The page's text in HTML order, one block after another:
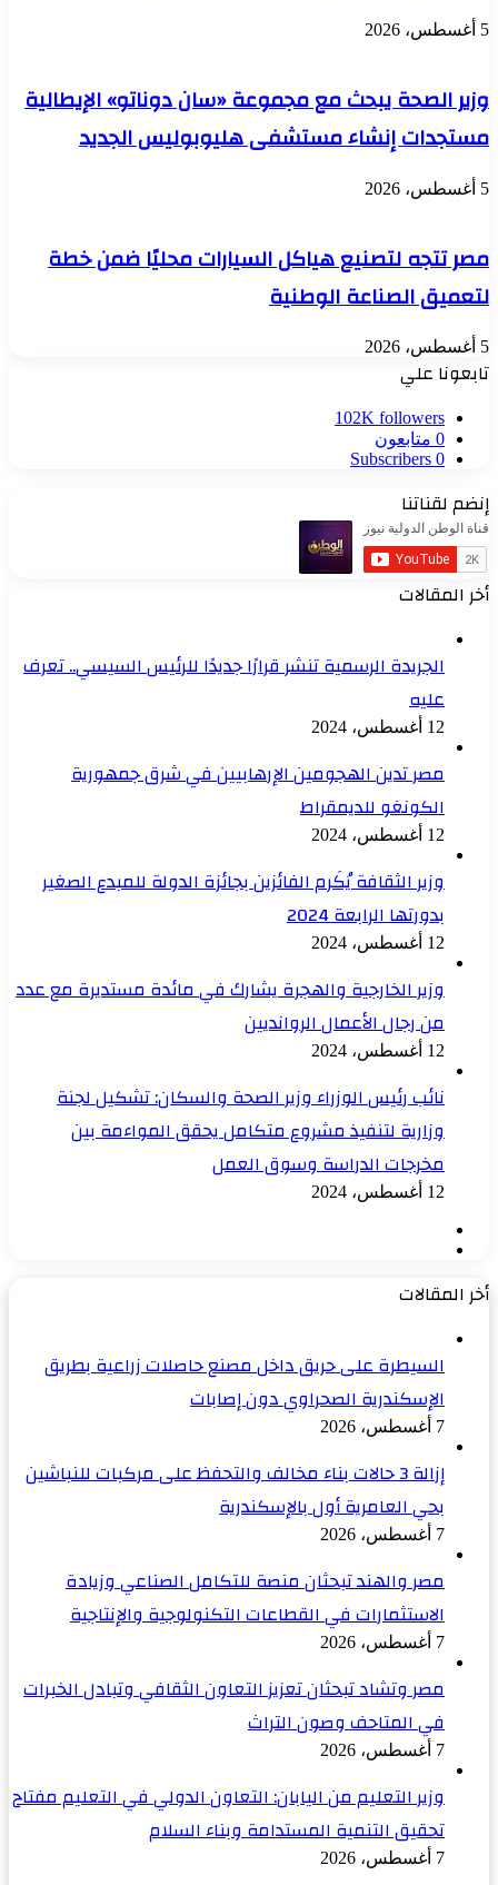
5 أغسطس، 2026
وزير الصحة يبحث مع مجموعة «سان دوناتو» الإيطالية
مستجدات إنشاء مستشفى هليوبوليس الجديد
5 أغسطس، 2026
مصر تتجه لتصنيع هياكل السيارات محليًا ضمن خطة
لتعميق الصناعة الوطنية
5 أغسطس، 2026
تابعونا علي
102K followers
0 متابعون
0
Subscribers
إنضم لقناتنا
أخر المقالات
الجريدة الرسمية تنشر قرارًا جديدًا للرئيس السيسي.. تعرف
عليه
12 أغسطس، 2024
مصر تدين الهجومين الإرهابيين في شرق جمهورية
الكونغو للديمقراط
12 أغسطس، 2024
وزير الثقافة يُكَرم الفائزين بجائزة الدولة للمبدع الصغير
بدورتها الرابعة 2024
12 أغسطس، 2024
وزير الخارجية والهجرة يشارك في مائدة مستديرة مع عدد
من رجال الأعمال الروانديين
12 أغسطس، 2024
نائب رئيس الوزراء وزير الصحة والسكان: تشكيل لجنة
وزارية لتنفيذ مشروع متكامل يحقق المواءمة بين
مخرجات الدراسة وسوق العمل
12 أغسطس، 2024
أخر المقالات
السيطرة على حريق داخل مصنع حاصلات زراعية بطريق
الإسكندرية الصحراوي دون إصابات
7 أغسطس، 2026
إزالة 3 حالات بناء مخالف والتحفظ على مركبات للنباشين
بحي العامرية أول بالإسكندرية
7 أغسطس، 2026
مصر والهند تبحثان منصة للتكامل الصناعي وزيادة
الاستثمارات في القطاعات التكنولوجية والإنتاجية
7 أغسطس، 2026
مصر وتشاد تبحثان تعزيز التعاون الثقافي وتبادل الخبرات
في المتاحف وصون التراث
7 أغسطس، 2026
وزير التعليم من اليابان: التعاون الدولي في التعليم مفتاح
تحقيق التنمية المستدامة وبناء السلام
7 أغسطس، 2026